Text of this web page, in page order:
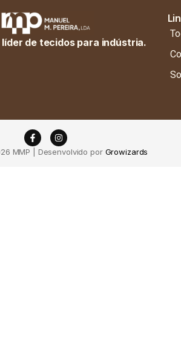
de tecidos para indústria.
MMP | Desenvolvido por Growizards